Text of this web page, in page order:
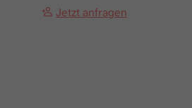
Jetzt anfragen